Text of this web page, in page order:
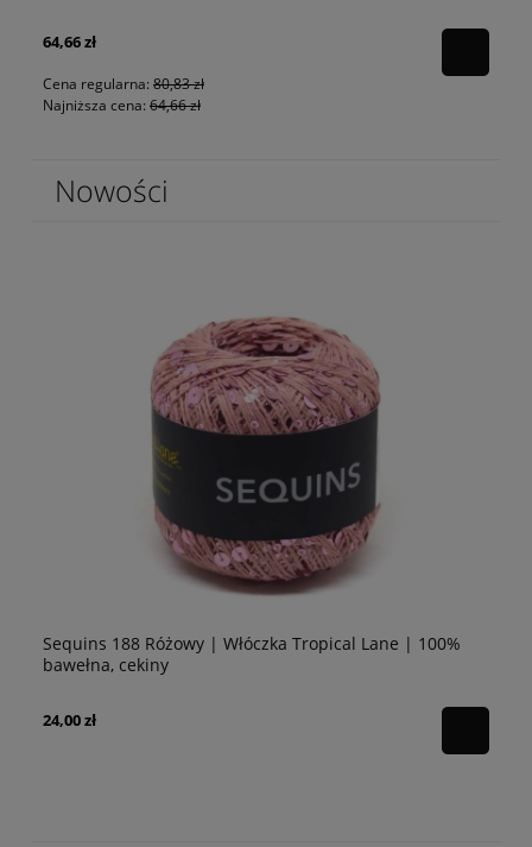
64,66 zł
Cena regularna: 80,83 zł
Najniższa cena: 64,66 zł
Nowości
Sequins 188 Różowy | Włóczka Tropical Lane | 100%
bawełna, cekiny
24,00 zł